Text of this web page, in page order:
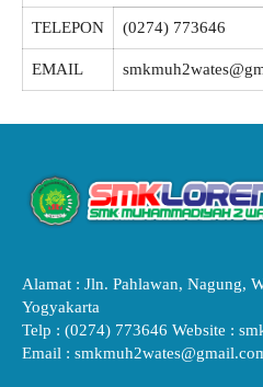
TELEPON (0274) 773646
EMAIL
Alamat : Jln. Pahlawan, Nagung,
Yogyakarta
Telp : (0274) 773646 Website :
Email :